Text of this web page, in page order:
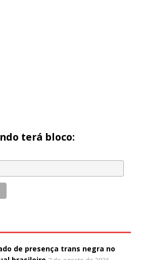
terá bloco:
de presença trans negra no